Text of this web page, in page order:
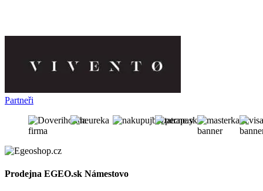
Partneři
Prodejna EGEO.sk Námestovo